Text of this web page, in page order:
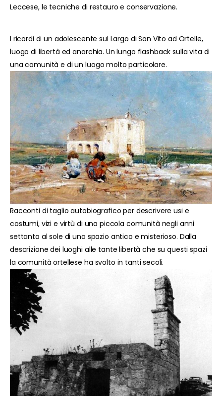
Leccese, le tecniche di restauro e conservazione.
I ricordi di un adolescente sul Largo di San Vito ad Ortelle,
luogo di libertà ed anarchia. Un lungo flashback sulla vita di
una comunità e di un luogo molto particolare.
Racconti di taglio autobiografico per descrivere usi e
costumi, vizi e virtù di una piccola comunità negli anni
settanta al sole di uno spazio antico e misterioso. Dalla
descrizione dei luoghi alle tante libertà che su questi spazi
la comunità ortellese ha svolto in tanti secoli.